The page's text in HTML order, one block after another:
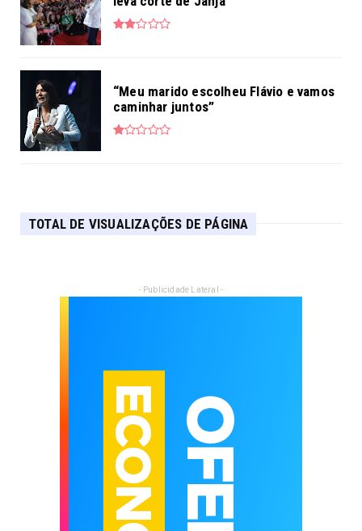
“Meu marido escolheu Flávio e vamos
caminhar juntos”
TOTAL DE VISUALIZAÇÕES DE PÁGINA
- Publicidade Lateral -